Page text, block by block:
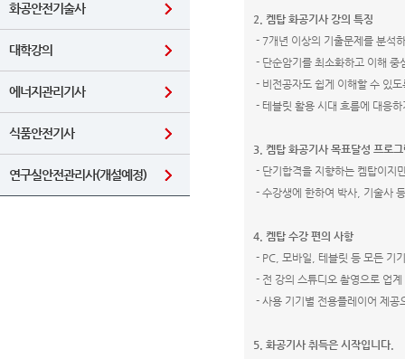
화공안전기술사
대학강의
에너지관리기사
식품안전기사
연구실안전관리사(개설예정)
2. 켐탑 화공기사 강의 특징
- 7개년 이상의 기출문제를 분석
- 단순암기를 최소화하고 이해
- 비전공자도 쉽게 이해할 수 있
- 테블릿 활용 시대 흐름에 대응
3. 켐탑 화공기사 목표달성 프로
- 단기합격을 지향하는 켐탑이지
- 수강생에 한하여 박사 기술사
4. 켐탑 수강 편의 사항
- PC, 모바일
테블릿 등 모든 기
- 전 강의 스튜디오 촬영으로 업
- 사용 기기별 전용플레이어 제공
5. 화공기사 취득은 시작입니다.